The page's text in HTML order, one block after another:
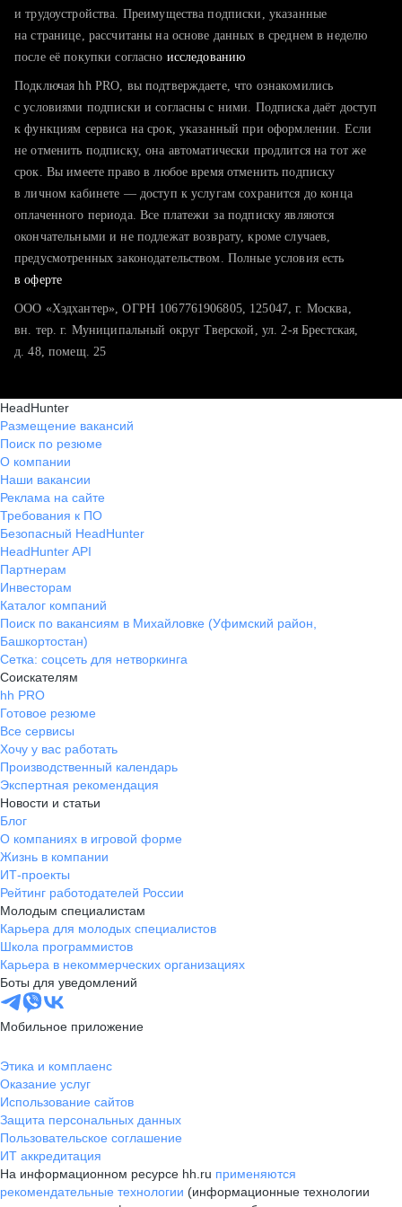
тратите много времени на поиск и вручную поднимаете
хотите сравнить себя с конкурентами и оценить шансы
и трудоустройства. Преимущества подписки, указанные
на странице, рассчитаны на основе данных в среднем в неделю
после её покупки согласно исследованию
Подключая hh PRO, вы подтверждаете, что ознакомились
с условиями подписки и согласны с ними. Подписка даёт доступ
к функциям сервиса на срок, указанный при оформлении. Если
не отменить подписку, она автоматически продлится на тот же
срок. Вы имеете право в любое время отменить подписку
в личном кабинете — доступ к услугам сохранится до конца
оплаченного периода. Все платежи за подписку являются
окончательными и не подлежат возврату, кроме случаев,
предусмотренных законодательством. Полные условия есть
в оферте
ООО «Хэдхантер», ОГРН 1067761906805, 125047, г. Москва,
вн. тер. г. Муниципальный округ Тверской, ул. 2-я Брестская,
д. 48, помещ. 25
HeadHunter
Размещение вакансий
Поиск по резюме
О компании
Наши вакансии
Реклама на сайте
Требования к ПО
Безопасный HeadHunter
HeadHunter API
Партнерам
Инвесторам
Каталог компаний
Поиск по вакансиям в Михайловке (Уфимский район,
Башкортостан)
Сетка: соцсеть для нетворкинга
Соискателям
hh PRO
Готовое резюме
Все сервисы
Хочу у вас работать
Производственный календарь
Экспертная рекомендация
Новости и статьи
Блог
О компаниях в игровой форме
Жизнь в компании
ИТ-проекты
Рейтинг работодателей России
Молодым специалистам
Карьера для молодых специалистов
Школа программистов
Карьера в некоммерческих организациях
Боты для уведомлений
Мобильное приложение
Этика и комплаенс
Оказание услуг
Использование сайтов
Защита персональных данных
Пользовательское соглашение
ИТ аккредитация
На информационном ресурсе hh.ru применяются
рекомендательные технологии (информационные технологии